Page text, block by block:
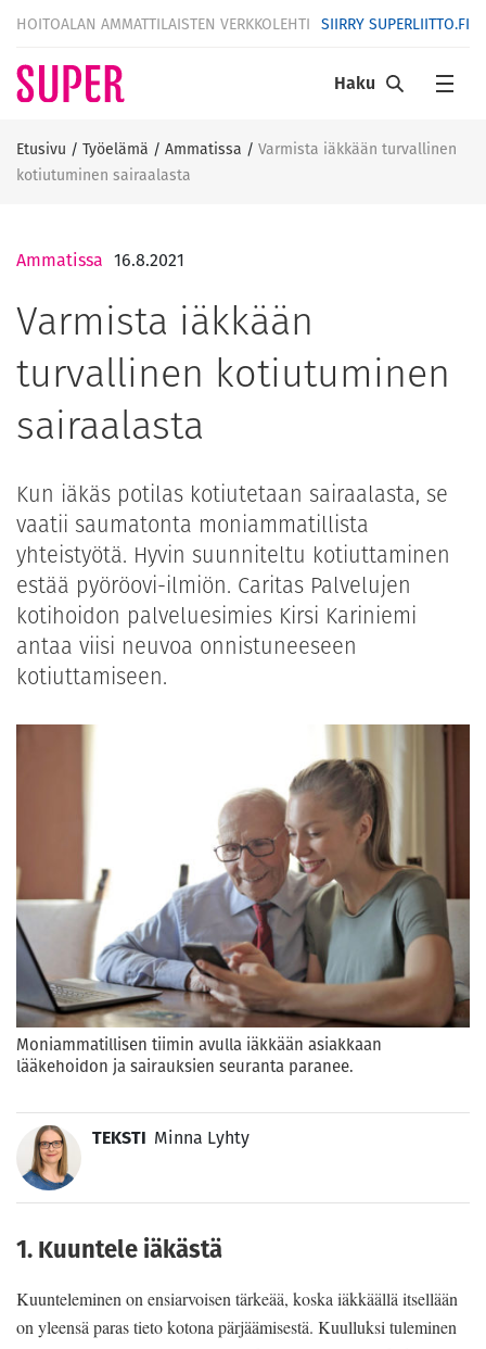
HOITOALAN AMMATTILAISTEN VERKKOLEHTI SIIRRY SUPERLIITTO.FI
Haku
Etusivu / Työelämä / Ammatissa / Varmista iäkkään turvallinen
kotiutuminen sairaalasta
Ammatissa 16.8.2021
Varmista iäkkään
turvallinen kotiutuminen
sairaalasta
Kun iäkäs potilas kotiutetaan sairaalasta, se
vaatii saumatonta moniammatillista
yhteistyötä. Hyvin suunniteltu kotiuttaminen
estää pyöröovi-ilmiön. Caritas Palvelujen
kotihoidon palveluesimies Kirsi Kariniemi
antaa viisi neuvoa onnistuneeseen
kotiuttamiseen.
Moniammatillisen tiimin avulla iäkkään asiakkaan
lääkehoidon ja sairauksien seuranta paranee.
TEKSTI Minna Lyhty
1. Kuuntele iäkästä
Kuunteleminen on ensiarvoisen tärkeää, koska iäkkäällä itsellään
on yleensä paras tieto kotona pärjäämisestä. Kuulluksi tuleminen